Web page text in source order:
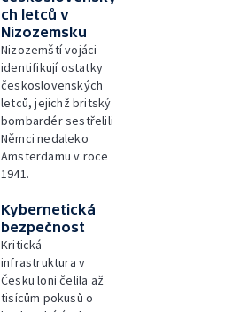
ch letců v
Nizozemsku
Nizozemští vojáci
identifikují ostatky
československých
letců, jejichž britský
bombardér sestřelili
Němci nedaleko
Amsterdamu v roce
1941.
Kybernetická
bezpečnost
Kritická
infrastruktura v
Česku loni čelila až
tisícům pokusů o